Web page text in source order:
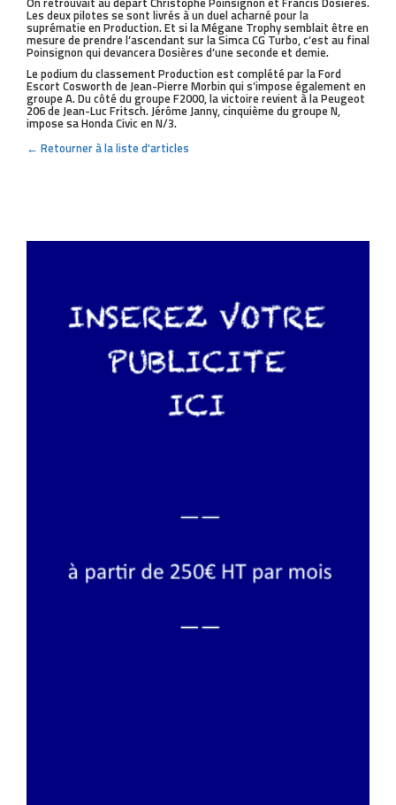
Les deux pilotes se sont livrés à un duel acharné pour la
suprématie en Production. Et si la Mégane Trophy semblait être en
mesure de prendre l’ascendant sur la Simca CG Turbo, c’est au final
Poinsignon qui devancera Dosières d’une seconde et demie.
Le podium du classement Production est complété par la Ford
Escort Cosworth de Jean-Pierre Morbin qui s’impose également en
groupe A. Du côté du groupe F2000, la victoire revient à la Peugeot
206 de Jean-Luc Fritsch. Jérôme Janny, cinquième du groupe N,
impose sa Honda Civic en N/3.
← Retourner à la liste d'articles